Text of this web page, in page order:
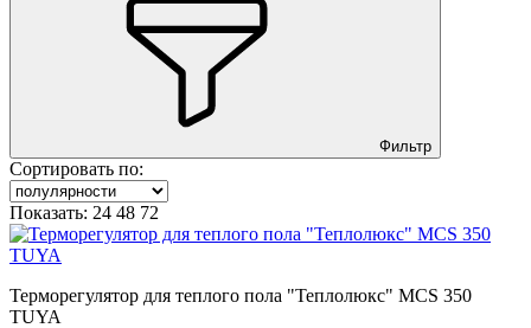
Фильтр
Сортировать по:
Показать: 24 48 72
Терморегулятор для теплого пола "Теплолюкс" MCS 350
TUYA